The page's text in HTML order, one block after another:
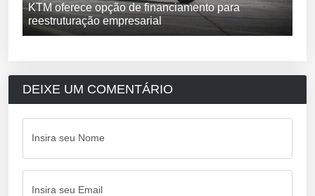
KTM oferece opção de financiamento para
reestruturação empresarial
DEIXE UM COMENTÁRIO
Insira seu Nome
Insira seu Email